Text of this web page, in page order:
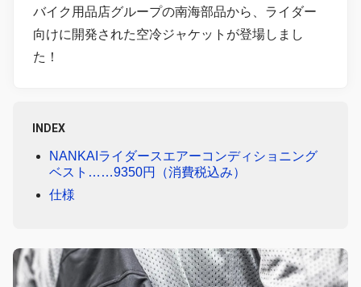
バイク用品店グループの南海部品から、ライダー
向けに開発された空冷ジャケットが登場しまし
た！
INDEX
NANKAIライダースエアーコンディショニング
ベスト……9350円（消費税込み）
仕様